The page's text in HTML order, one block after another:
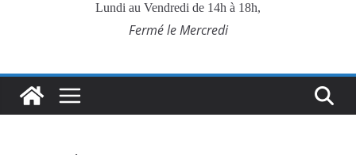
Lundi au Vendredi de 14h à 18h,
Fermé le Mercredi